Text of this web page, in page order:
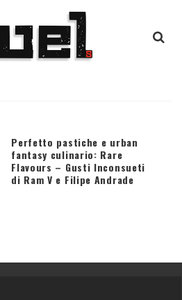
Perfetto pastiche e urban
fantasy culinario: Rare
Flavours – Gusti Inconsueti
di Ram V e Filipe Andrade